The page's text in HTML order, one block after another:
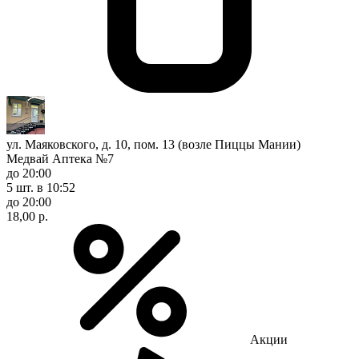
ул. Маяковского, д. 10, пом. 13 (возле Пиццы Мании)
Медвай Аптека №7
до 20:00
5 шт. в 10:52
до 20:00
18,00 р.
Акции